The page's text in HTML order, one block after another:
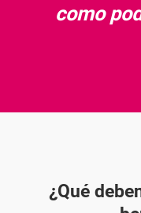
como
¿Qué